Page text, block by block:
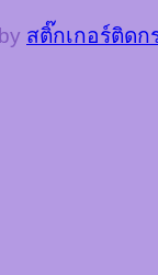
by สติ๊กเกอร์ติดก